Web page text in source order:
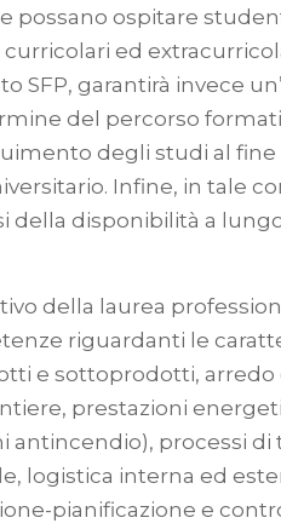
possano ospitare
ed
SFP, garantirà invece
del percorso
degli studi al
Infine, in tale
della disponibilità a
della laurea
riguardanti le
e sottoprodotti,
prestazioni
antincendio), processi
logistica interna ed
pianificazione e